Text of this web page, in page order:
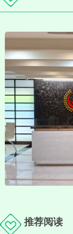
推荐阅读